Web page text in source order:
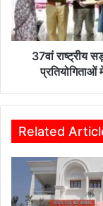
ब
ने
गा
स
ड़
क
0
2
हु
37वां राष्ट्रीय
प्रतियोगिताओं
Related